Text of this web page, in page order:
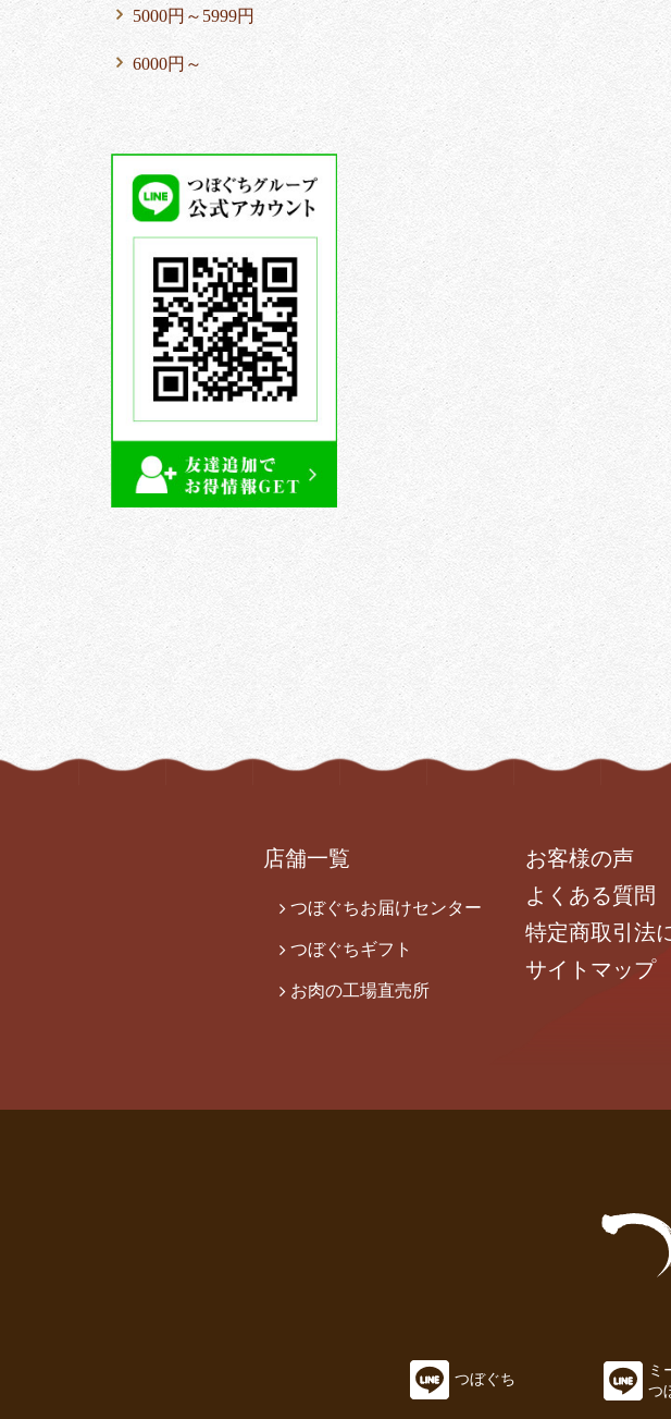
5000円～5999円
6000円～
つ
グ
LINE
ウ
店舗一覧
つぼぐちお届けセンター
つぼぐちギフト
お肉の工場直売所
お客様の声
よくある質問
特定商取引法
サイトマップ
つぼぐち
ミ
つ